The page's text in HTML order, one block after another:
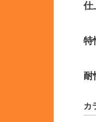
仕
特
耐
カ